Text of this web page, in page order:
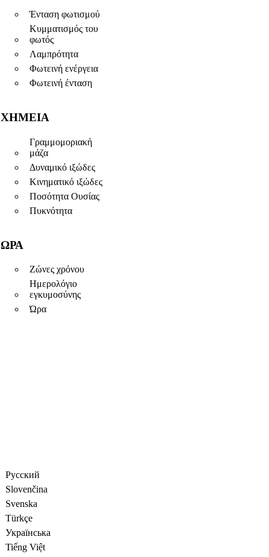
Ένταση φωτισμού
Κυμματισμός του
φωτός
Λαμπρότητα
Φωτεινή ενέργεια
Φωτεινή ένταση
ΧΗΜΕΊΑ
Γραμμομοριακή
μάζα
Δυναμικό ιξώδες
Κινηματικό ιξώδες
Ποσότητα Ουσίας
Πυκνότητα
ΏΡΑ
Ζώνες χρόνου
Ημερολόγιο
εγκυμοσύνης
Ώρα
Русский
Slovenčina
Svenska
Türkçe
Украïнська
Tiếng Việt